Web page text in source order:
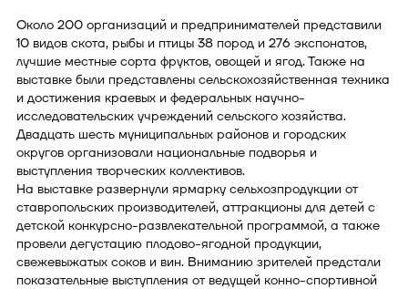
Около 200 организаций и предпринимателей представили
10 видов скота, рыбы и птицы 38 пород и 276 экспонатов,
лучшие местные сорта фруктов, овощей и ягод. Также на
выставке были представлены сельскохозяйственная техника
и достижения краевых и федеральных научно-
исследовательских учреждений сельского хозяйства.
Двадцать шесть муниципальных районов и городских
округов организовали национальные подворья и
выступления творческих коллективов.
На выставке развернули ярмарку сельхозпродукции от
ставропольских производителей, аттракционы для детей с
детской конкурсно-развлекательной программой, а также
провели дегустацию плодово-ягодной продукции,
свежевыжатых соков и вин. Вниманию зрителей предстали
показательные выступления от ведущей конно-спортивной